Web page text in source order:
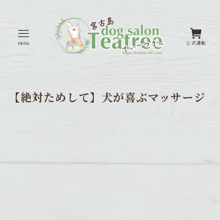
公式通販
menu
【絶対ためして】犬が喜ぶマッサージ